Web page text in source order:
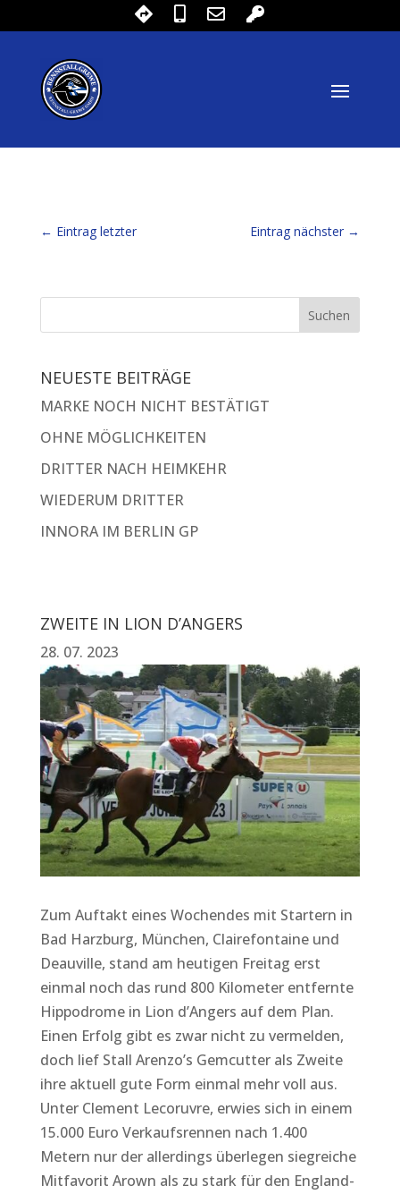
← Eintrag letzter Eintrag nächster →
NEUESTE BEITRÄGE
MARKE NOCH NICHT BESTÄTIGT
OHNE MÖGLICHKEITEN
DRITTER NACH HEIMKEHR
WIEDERUM DRITTER
INNORA IM BERLIN GP
ZWEITE IN LION D’ANGERS
28. 07. 2023
Zum Auftakt eines Wochendes mit Startern in
Bad Harzburg, München, Clairefontaine und
Deauville, stand am heutigen Freitag erst
einmal noch das rund 800 Kilometer entfernte
Hippodrome in Lion d’Angers auf dem Plan.
Einen Erfolg gibt es zwar nicht zu vermelden,
doch lief Stall Arenzo’s Gemcutter als Zweite
ihre aktuell gute Form einmal mehr voll aus.
Unter Clement Lecoruvre, erwies sich in einem
15.000 Euro Verkaufsrennen nach 1.400
Metern nur der allerdings überlegen siegreiche
Mitfavorit Arown als zu stark für den England-